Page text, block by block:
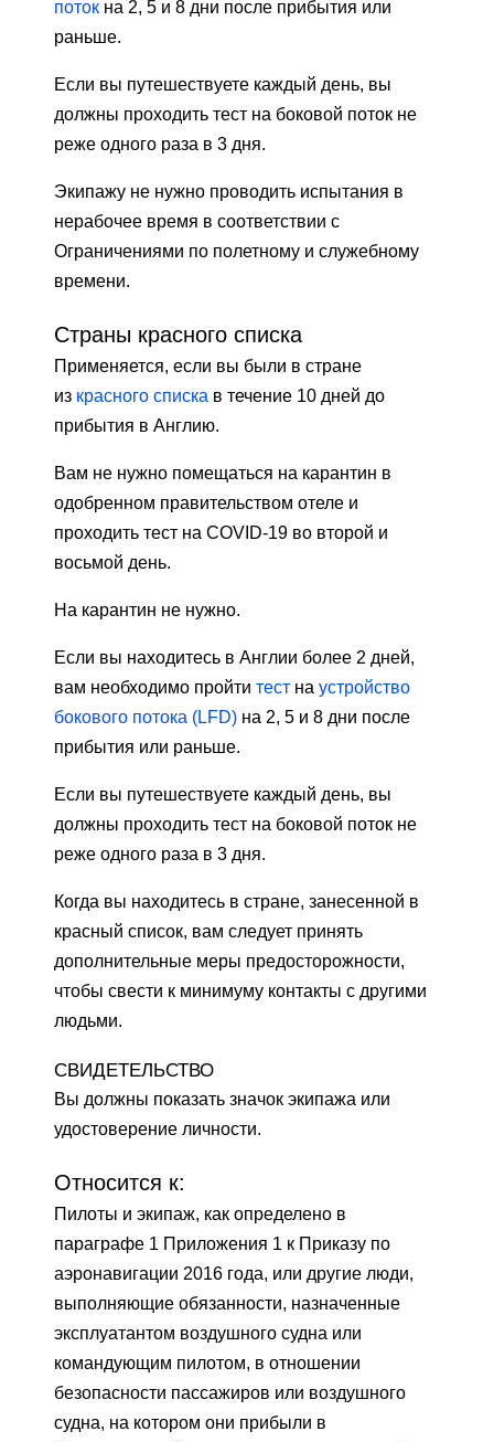
поток на 2, 5 и 8 дни после прибытия или
раньше.
Если вы путешествуете каждый день, вы
должны проходить тест на боковой поток не
реже одного раза в 3 дня.
Экипажу не нужно проводить испытания в
нерабочее время в соответствии с
Ограничениями по полетному и служебному
времени.
Страны красного списка
Применяется, если вы были в стране
из красного списка в течение 10 дней до
прибытия в Англию.
Вам не нужно помещаться на карантин в
одобренном правительством отеле и
проходить тест на COVID-19 во второй и
восьмой день.
На карантин не нужно.
Если вы находитесь в Англии более 2 дней,
вам необходимо пройти тест на устройство
бокового потока (LFD) на 2, 5 и 8 дни после
прибытия или раньше.
Если вы путешествуете каждый день, вы
должны проходить тест на боковой поток не
реже одного раза в 3 дня.
Когда вы находитесь в стране, занесенной в
красный список, вам следует принять
дополнительные меры предосторожности,
чтобы свести к минимуму контакты с другими
людьми.
СВИДЕТЕЛЬСТВО
Вы должны показать значок экипажа или
удостоверение личности.
Относится к:
Пилоты и экипаж, как определено в
параграфе 1 Приложения 1 к Приказу по
аэронавигации 2016 года, или другие люди,
выполняющие обязанности, назначенные
эксплуатантом воздушного судна или
командующим пилотом, в отношении
безопасности пассажиров или воздушного
судна, на котором они прибыли в